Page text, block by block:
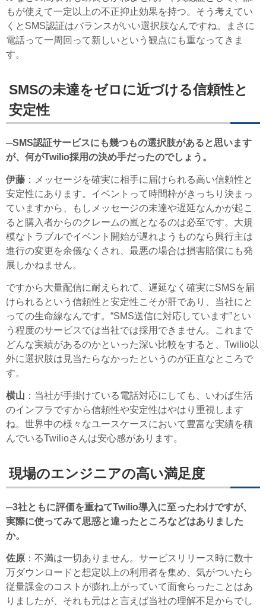
もが使えて一定以上の不正抑止効果を持つ。そう考えてい
くとSMS認証はバランスがいい選択肢なんですね。まさに
電話って一周回って新しいという観点にも重なってきま
す。
SMSの未達をゼロに近づける信頼性と
安定性
─SMS認証サービスにも幾つもの選択肢があると思います
が、何がTwilio採用の決め手だったのでしょう。
伊藤 ：メッセージを確実に相手に届けられる高い信頼性と
安定性にあります。イベントって時間枠がきっちり決まっ
ていますから、もしメッセージの未達や遅延なんかが起こ
ると購入者からのクレームの嵐となるのは必至です。大規
模なトラブルでイベント開始が遅れようものなら興行主は
進行の変更を余儀なくされ、最悪の場合は損害賠償にも発
展しかねません。
ですから大量配信に耐えられて、遅延なく確実にSMSを届
けられるという信頼性と安定性こそが肝であり、当社にと
っての生命線なんです。“SMS送信に対応しています”とい
う程度のサービスでは当社では採用できません。これまで
どんな実績があるのかといった深い比較をすると、Twilio以
外に選択肢は見当たらなかったというのが正直なところで
す。
横山 ：当社が手掛けている電話対応にしても、いわば生活
のインフラですから信頼性や安定性はやはり重視します
ね。世界中の様々なユースケースにおいて豊富な実績を積
んでいるTwilioさんは安心感があります。
現場のエンジニアの高い満足度
─3社ともに評価を重ねてTwilio導入に至ったわけですが、
実際に使ってみて思惑と違ったところなどはありました
か。
佐原 ：不満は一切ありません。サービスリリース時に数十
万ダウンロードと想定以上の利用者を集め、気がついたら
従量課金のコストが膨れ上がっていて面食らったことはあ
りましたが、それも元はと言えば当社の理解不足からでし